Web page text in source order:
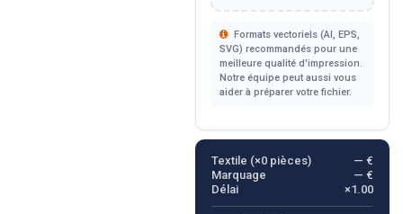
Formats vectoriels (AI, EPS,
SVG) recommandés pour une
meilleure qualité d'impression.
Notre équipe peut aussi vous
aider à préparer votre fichier.
Textile (×0pièces)
— €
Marquage
— €
Délai
×1.00